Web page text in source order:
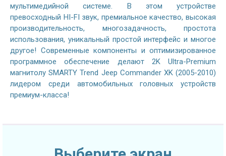
мультимедийной системе. В этом устройстве
превосходный HI-FI звук, премиальное качество, высокая
производительность, многозадачность, простота
использования, уникальный простой интерфейс и многое
другое! Современные компоненты и оптимизированное
программное обеспечение делают 2K Ultra-Premium
магнитолу SMARTY Trend Jeep Commander XK (2005-2010)
лидером среди автомобильных головных устройств
премиум-класса!